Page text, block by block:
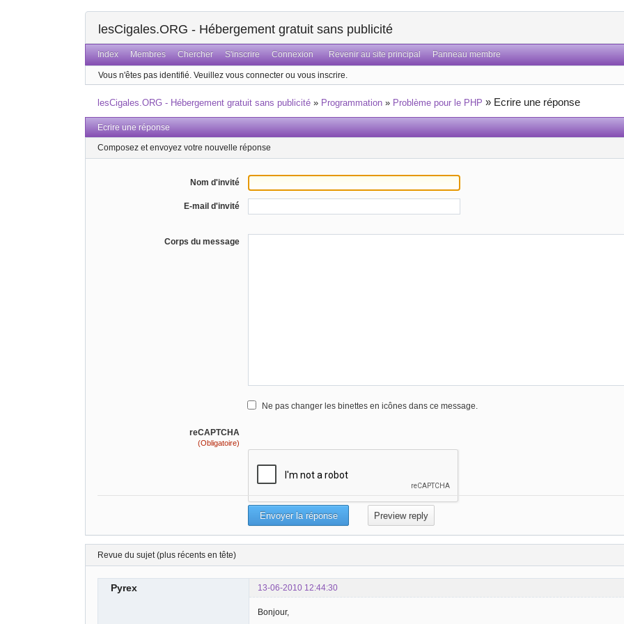
lesCigales.ORG - Hébergement gratuit sans publicité
Index Membres Chercher S'inscrire Connexion Revenir au site principal Panneau membre
Vous n'êtes pas identifié. Veuillez vous connecter ou vous inscrire.
lesCigales.ORG - Hébergement gratuit sans publicité » Programmation » Problème pour le PHP » Ecrire une réponse
Ecrire une réponse
Composez et envoyez votre nouvelle réponse
Nom d'invité
E-mail d'invité
Corps du message
Ne pas changer les binettes en icônes dans ce message.
reCAPTCHA
(Obligatoire)
Revue du sujet (plus récents en tête)
Pyrex 13-06-2010 12:44:30
Bonjour,